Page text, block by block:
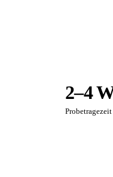
2–4
Probetragezeit